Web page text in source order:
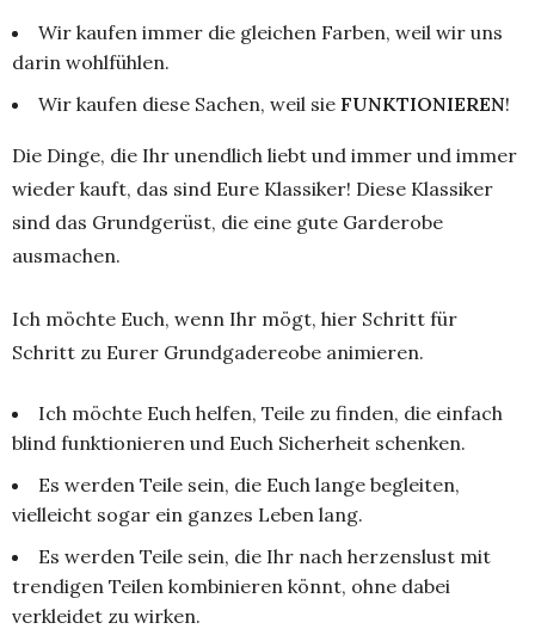
Wir kaufen immer die gleichen Farben, weil wir uns
darin wohlfühlen.
Wir kaufen diese Sachen, weil sie FUNKTIONIEREN!
Die Dinge, die Ihr unendlich liebt und immer und immer
wieder kauft, das sind Eure Klassiker! Diese Klassiker
sind das Grundgerüst, die eine gute Garderobe
ausmachen.
Ich möchte Euch, wenn Ihr mögt, hier Schritt für
Schritt zu Eurer Grundgadereobe animieren.
Ich möchte Euch helfen, Teile zu finden, die einfach
blind funktionieren und Euch Sicherheit schenken.
Es werden Teile sein, die Euch lange begleiten,
vielleicht sogar ein ganzes Leben lang.
Es werden Teile sein, die Ihr nach herzenslust mit
trendigen Teilen kombinieren könnt, ohne dabei
verkleidet zu wirken.